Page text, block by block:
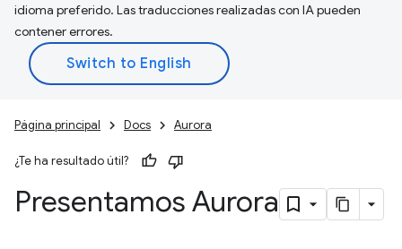
idioma preferido. Las traducciones realizadas con IA pueden
contener errores.
Página principal Docs Aurora
¿Te ha resultado útil?
Presentamos Aurora